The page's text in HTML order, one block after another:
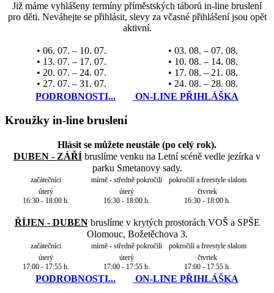
Již máme vyhlášeny termíny příměstských táborů in-line bruslení
pro děti. Neváhejte se přihlásit, slevy za včasné přihlášení jsou opět
aktivní.
• 06. 07. – 10. 07.
• 13. 07. – 17. 07.
• 20. 07. – 24. 07.
• 27. 07. – 31. 07.
• 03. 08. – 07. 08.
• 10. 08. – 14. 08.
• 17. 08. – 21. 08.
• 24. 08. – 28. 08.
PODROBNOSTI...
ON-LINE PŘIHLÁŠKA
Kroužky in-line bruslení
Hlásit se můžete neustále (po celý rok).
DUBEN - ZÁŘÍ bruslíme venku na Letní scéně vedle jezírka v
parku Smetanovy sady.
začátečníci mírně - středně pokročilí
pokročilí a freestyle slalom
úterý
16:30 - 18:00 h.
úterý
16:30 - 18:00 h.
čtvrtek
16:30 - 18:00 h.
ŘÍJEN - DUBENbruslíme v krytých prostorách VOŠ a SPŠE
Olomouc, Božetěchova 3.
začátečníci mírně - středně pokročilí
pokročilí a freestyle slalom
úterý
17:00 - 17:55 h.
úterý
17:00 - 17:55 h.
čtvrtek
17:00 - 17:55 h.
PODROBNOSTI...
ON-LINE PŘIHLÁŠKA